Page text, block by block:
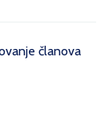
članova